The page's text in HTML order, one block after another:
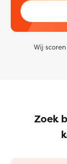
Wij
Zoek